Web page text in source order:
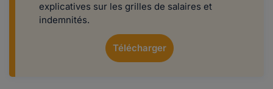
explicatives sur les grilles de salaires et
indemnités.
Télécharger